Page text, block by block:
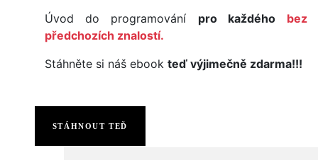
Úvod do programování pro každého
bez
předchozích znalostí.
Stáhněte si náš ebook teď výjimečně zdarma!!!
STÁHNOUT TEĎ